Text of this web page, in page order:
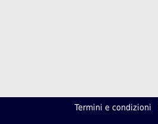
Termini e condizioni